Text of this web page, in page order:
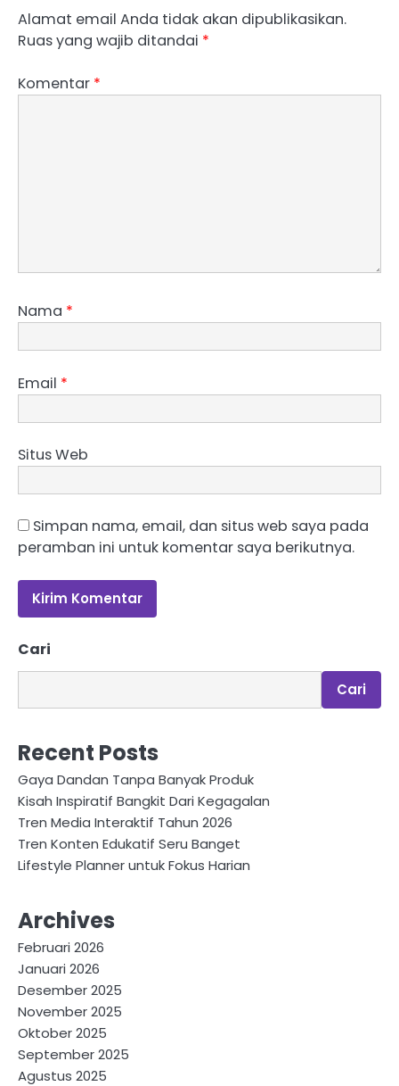
Alamat email Anda tidak akan dipublikasikan.
Ruas yang wajib ditandai *
Komentar *
Nama *
Email *
Situs Web
Simpan nama, email, dan situs web saya pada
peramban ini untuk komentar saya berikutnya.
Cari
Cari
Recent Posts
Gaya Dandan Tanpa Banyak Produk
Kisah Inspiratif Bangkit Dari Kegagalan
Tren Media Interaktif Tahun 2026
Tren Konten Edukatif Seru Banget
Lifestyle Planner untuk Fokus Harian
Archives
Februari 2026
Januari 2026
Desember 2025
November 2025
Oktober 2025
September 2025
Agustus 2025